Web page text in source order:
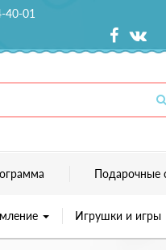
40-01
Подарочные
Игрушки и игры